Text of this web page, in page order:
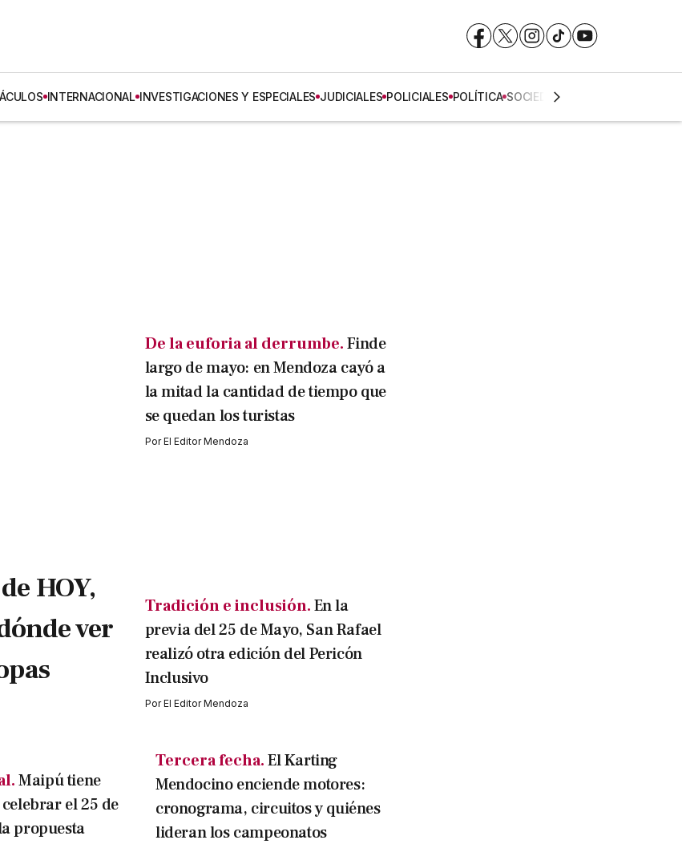
Facebook
X Instagram
TikTokYouTube
INTERNACIONAL INVESTIGACIONES Y ESPECIALES JUDICIALES POLICIALES POLÍTICA SOCIEDAD
Facebook
X Instagram
TikTokYouTube
HOY,
ver
De la euforia al derrumbe.Finde
largo de mayo: en Mendoza cayó a
la mitad la cantidad de tiempo que
se quedan los turistas
PorEl Editor Mendoza
Tradición e inclusión.En la
previa del 25 de Mayo, San Rafael
realizó otra edición del Pericón
Inclusivo
PorEl Editor Mendoza
Maipú tiene
el 25 de
propuesta
Tercera fecha.El Karting
Mendocino enciende motores:
cronograma, circuitos y quiénes
lideran los campeonatos